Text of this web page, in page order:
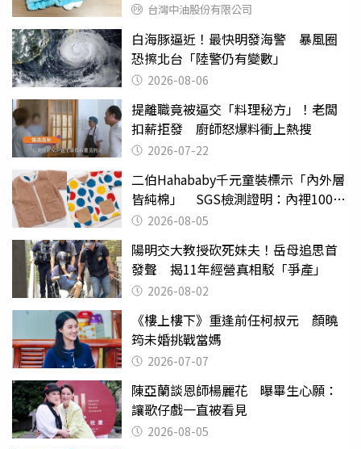
台灣中油股份有限公司
白海豚逼近！最快明發海警 暴風圈
恐擦北台「陸警仍有變數」
2026-08-06
提離職竟被逼交「料理秘方」！老闆
扣薪拒發 廚師怒爆料衝上熱搜
2026-07-22
二伯Hahababy千元童裝標示「內外層
皆純棉」 SGS檢測證明：內裡100%
聚酯纖維
2026-08-05
陽明交大教授砍死妹夫！岳母追思首
發聲 揭11年經營真相駁「爭產」
2026-08-02
《樓上樓下》重逢前任柯叔元 顏曉
筠未婚挑戰當媽
2026-07-07
陳亞蘭談恩師楊麗花 曝畢生心願：
讓歌仔戲一直被看見
2026-08-05